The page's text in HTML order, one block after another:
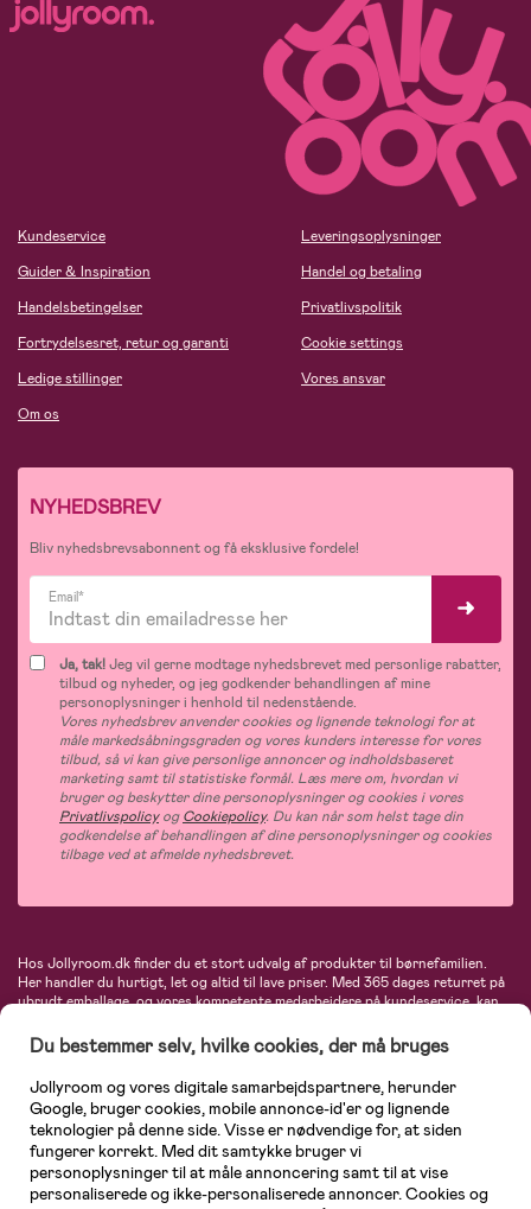
Kundeservice
Guider & Inspiration
Handelsbetingelser
Fortrydelsesret, retur og garanti
Ledige stillinger
Om os
Leveringsoplysninger
Handel og betaling
Privatlivspolitik
Cookie settings
Vores ansvar
NYHEDSBREV
Bliv nyhedsbrevsabonnent og få eksklusive fordele!
Email*
Ja, tak!Jeg vil gerne modtage nyhedsbrevet med personlige rabatter,
tilbud og nyheder, og jeg godkender behandlingen af mine
personoplysninger i henhold til nedenstående.
Vores nyhedsbrev anvender cookies og lignende teknologi for at
måle markedsåbningsgraden og vores kunders interesse for vores
tilbud, så vi kan give personlige annoncer og indholdsbaseret
marketing samt til statistiske formål. Læs mere om, hvordan vi
bruger og beskytter dine personoplysninger og cookies i vores
PrivatlivspolicyogCookiepolicy. Du kan når som helst tage din
godkendelse af behandlingen af dine personoplysninger og cookies
tilbage ved at afmelde nyhedsbrevet.
Hos Jollyroom.dk finder du et stort udvalg af produkter til børnefamilien.
Her handler du hurtigt, let og altid til lave priser. Med 365 dages returret på
ubrudt emballage, og vores kompetente medarbejdere på kundeservice, kan
barnevogne, autostole, børne- og babytøj, produkter til gravide og ammende
mødre, indretning og inspiration, legetøj, babyudstyr og meget mere. Vi
tilbyder produkter fra velkendte varemærker som Britax, Maxi-Cosi, Baby
Jogger, BabyBjörn, Didriksons, KidKraft, Ergobaby, Phillips Avent, Neonate,
Cybex, LEGO og mange flere. Kort sagt - et kæmpe sortiment venter på dig!
Du bestemmer selv, hvilke cookies, der må bruges
Jollyroom og vores digitale samarbejdspartnere, herunder
Google, bruger cookies, mobile annonce-id'er og lignende
teknologier på denne side. Visse er nødvendige for, at siden
fungerer korrekt. Med dit samtykke bruger vi
personoplysninger til at måle annoncering samt til at vise
personaliserede og ikke-personaliserede annoncer. Cookies og